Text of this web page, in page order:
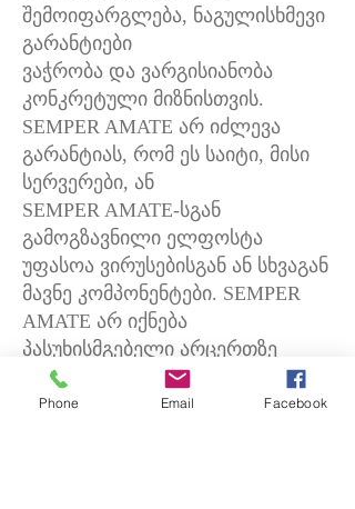
შემოიფარგლება, ნაგულისხმევი
გარანტიები
ვაჭრობა და ვარგისიანობა
კონკრეტული მიზნისთვის.
SEMPER AMATE არ იძლევა
გარანტიას, რომ ეს საიტი, მისი
სერვერები, ან
SEMPER AMATE-სგან
გამოგზავნილი ელფოსტა
უფასოა ვირუსებისგან ან სხვაგან
მავნე კომპონენტები. SEMPER
AMATE არ იქნება
პასუხისმგებელი არცერთზე
ნებისმიერი სახის ზიანი,
რომელიც წარმოიქმნება ამ
Phone Email Facebook